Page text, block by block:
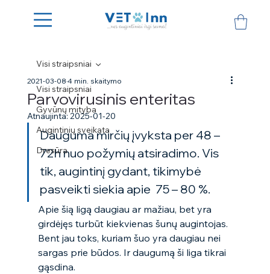
Visi straipsniai
Gyvūnų mityba
Augintinių sveikata
Dresūra
Visi straipsniai
Parvovirusinis enteritas
2021-03-084 min. skaitymo
Atnaujinta:2025-01-20
Dauguma mirčių įvyksta per 48 –
72h nuo požymių atsiradimo. Vis
tik, augintinį gydant, tikimybė
pasveikti siekia apie  75 – 80 %.
Apie šią ligą daugiau ar mažiau, bet yra
girdėjęs turbūt kiekvienas šunų augintojas.
Bent jau toks, kuriam šuo yra daugiau nei
sargas prie būdos. Ir daugumą ši liga tikrai
gąsdina.